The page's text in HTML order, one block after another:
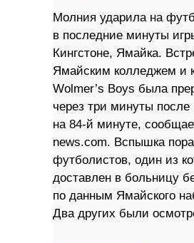
Молния ударила на
в последние минуты
Кингстоне, Ямайка.
Ямайским колледжем и
Wolmer’s Boys была
через три минуты после
на 84-й минуте,
news.com. Вспышка
футболистов, один из
доставлен в больницу
по данным Ямайского
Два других были